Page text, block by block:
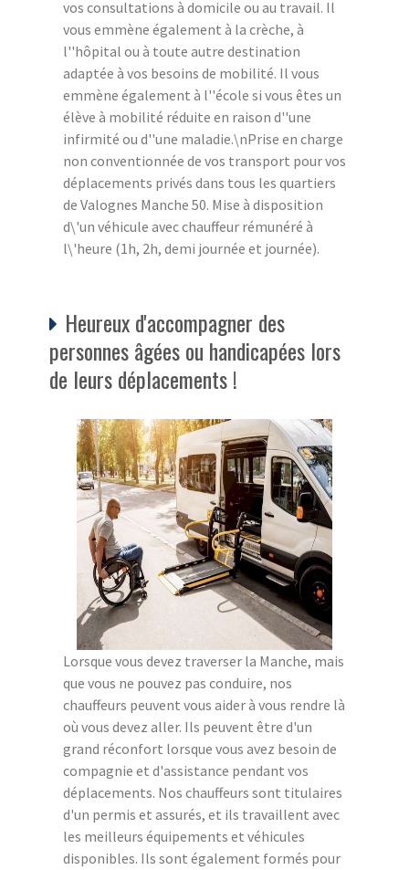
vos consultations à domicile ou au travail. Il
vous emmène également à la crèche, à
l''hôpital ou à toute autre destination
adaptée à vos besoins de mobilité. Il vous
emmène également à l''école si vous êtes un
élève à mobilité réduite en raison d''une
infirmité ou d''une maladie.\nPrise en charge
non conventionnée de vos transport pour vos
déplacements privés dans tous les quartiers
de Valognes Manche 50. Mise à disposition
d\'un véhicule avec chauffeur rémunéré à
l\'heure (1h, 2h, demi journée et journée).
Heureux d'accompagner des
personnes âgées ou handicapées lors
de leurs déplacements !
Lorsque vous devez traverser la Manche, mais
que vous ne pouvez pas conduire, nos
chauffeurs peuvent vous aider à vous rendre là
où vous devez aller. Ils peuvent être d'un
grand réconfort lorsque vous avez besoin de
compagnie et d'assistance pendant vos
déplacements. Nos chauffeurs sont titulaires
d'un permis et assurés, et ils travaillent avec
les meilleurs équipements et véhicules
disponibles. Ils sont également formés pour